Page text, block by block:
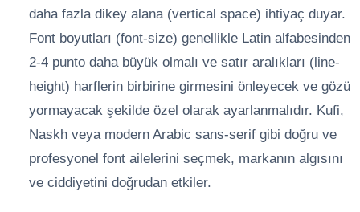
daha fazla dikey alana (vertical space) ihtiyaç duyar.
Font boyutları (font-size) genellikle Latin alfabesinden
2-4 punto daha büyük olmalı ve satır aralıkları (line-
height) harflerin birbirine girmesini önleyecek ve gözü
yormayacak şekilde özel olarak ayarlanmalıdır. Kufi,
Naskh veya modern Arabic sans-serif gibi doğru ve
profesyonel font ailelerini seçmek, markanın algısını
ve ciddiyetini doğrudan etkiler.